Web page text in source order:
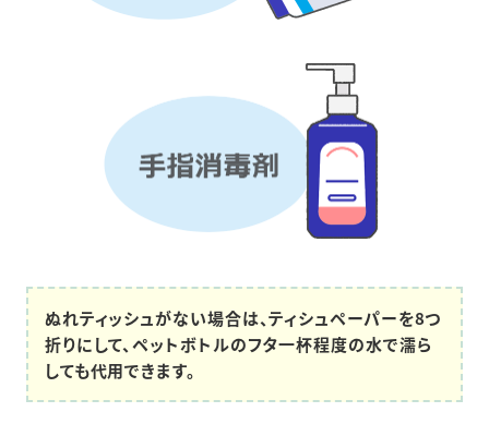
ぬれティッシュがない場合は、ティシュペーパーを8つ
折りにして、ペットボトルのフタ一杯程度の水で濡ら
しても代用できます。